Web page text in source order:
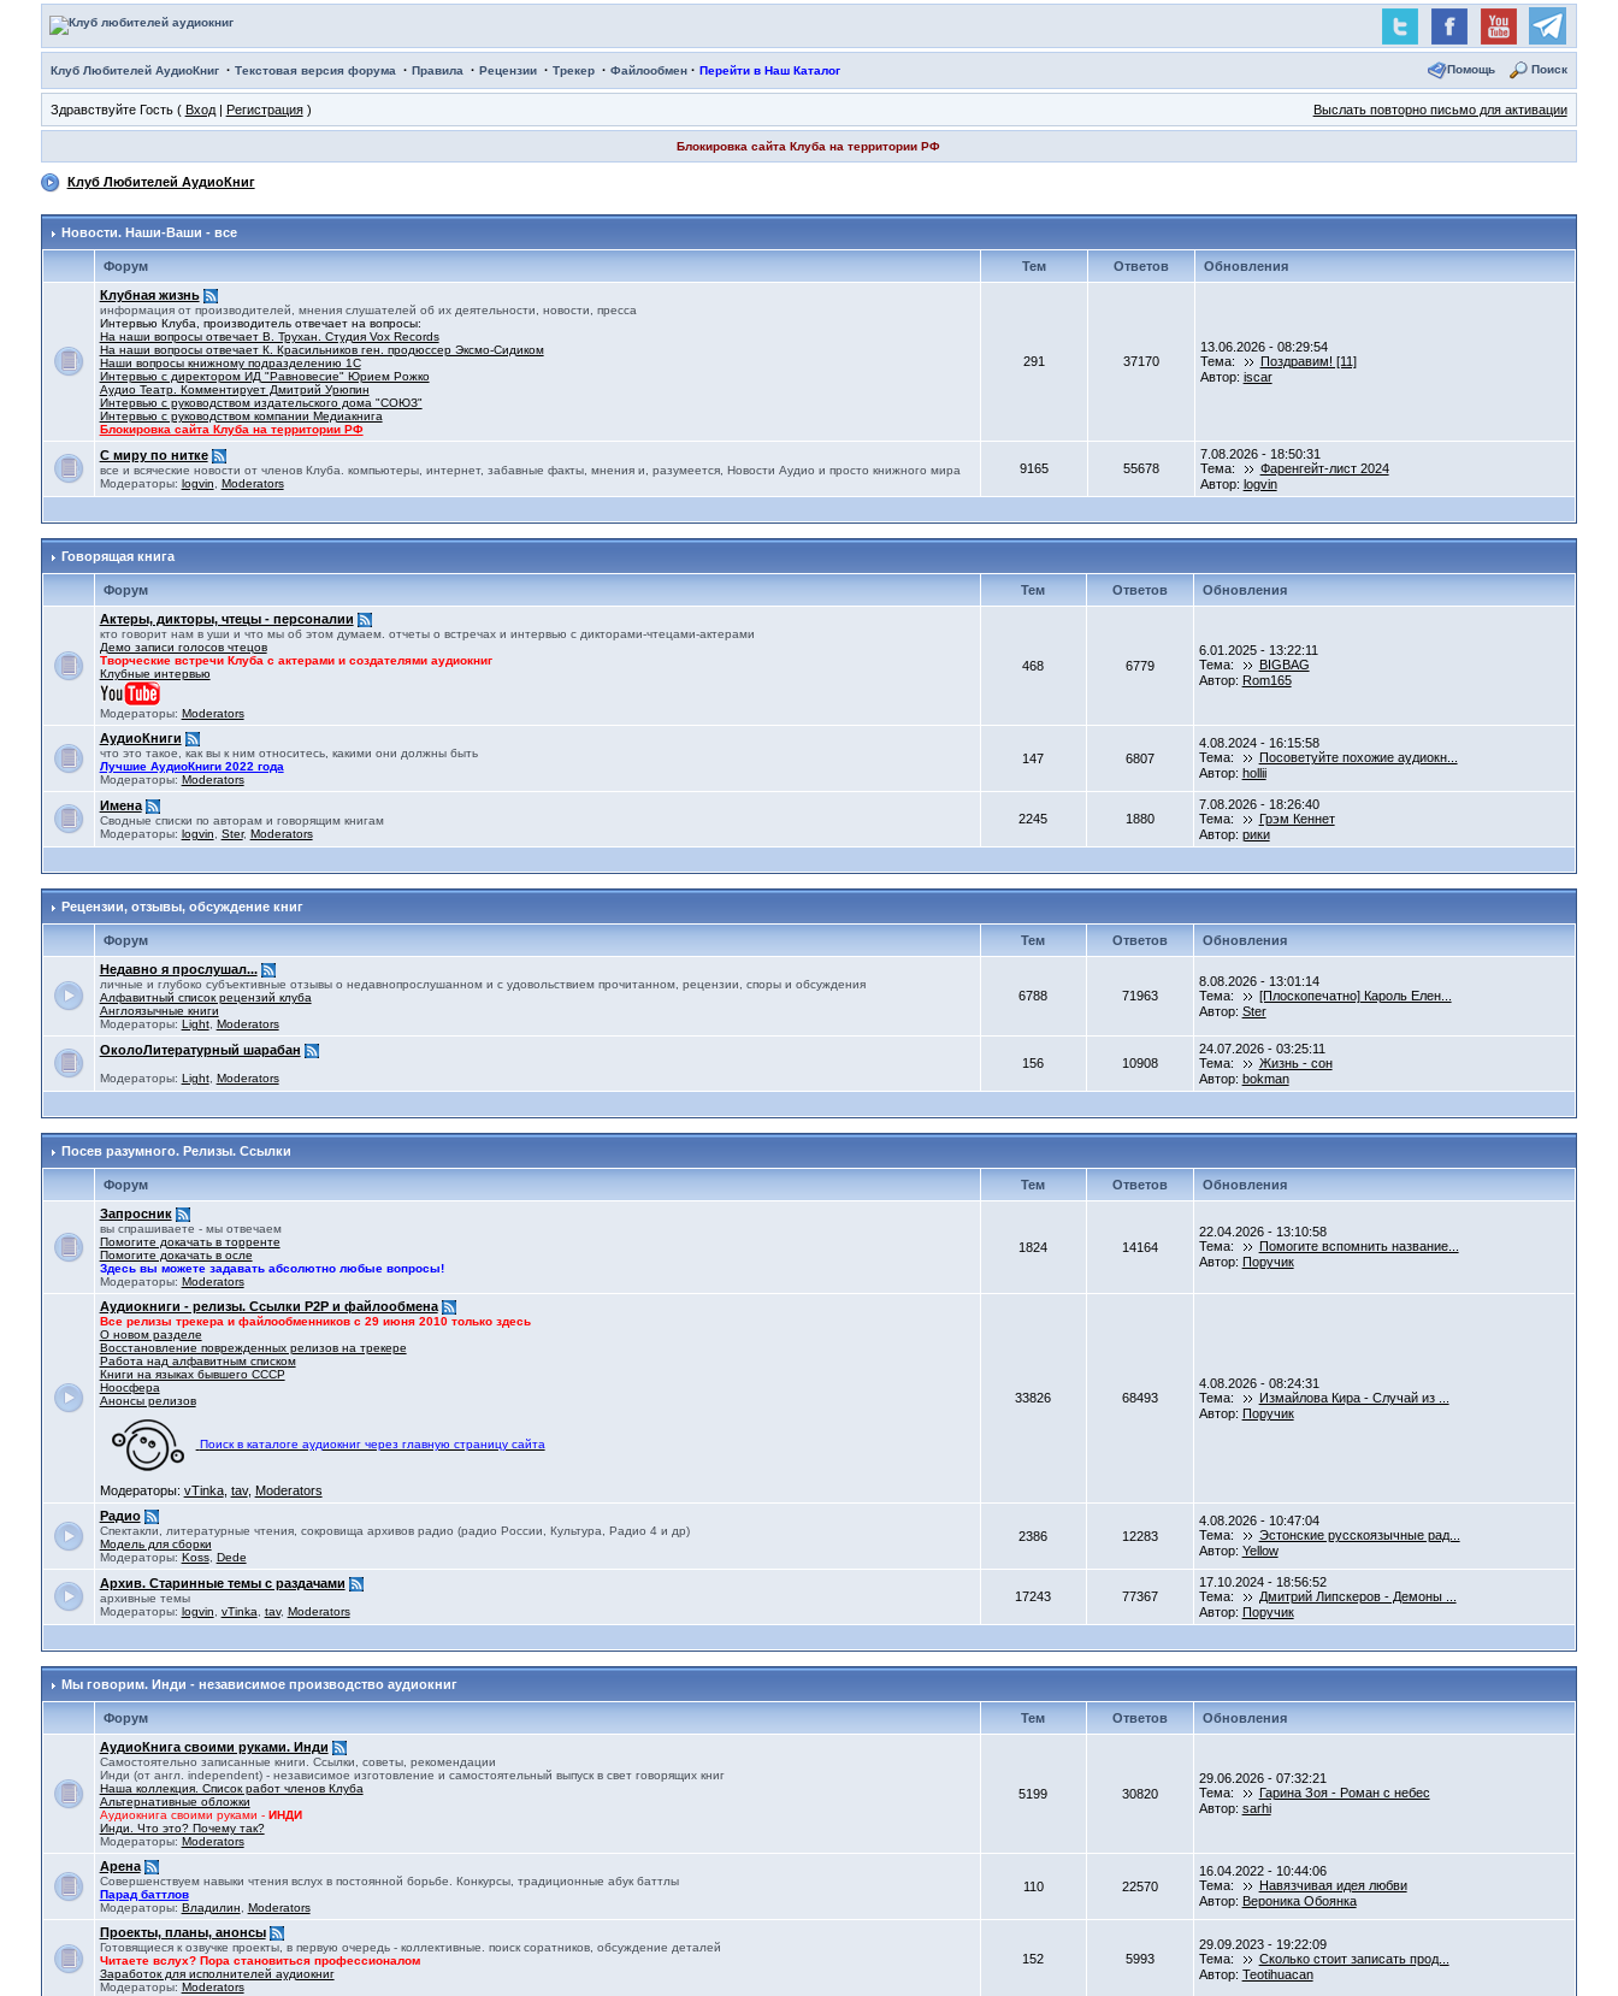
Клуб Любителей АудиоКниг· Текстовая версия форума · Правила · Рецензии· Трекер· Файлообмен· Перейти в Наш Каталог Помощь Поиск
Здравствуйте Гость ( Вход| Регистрация) Выслать повторно письмо для активации
Блокировка сайта Клуба на территории РФ
Клуб Любителей АудиоКниг
Новости. Наши-Ваши - все
Форум Тем Ответов
Обновления
Клубная жизнь
информация от производителей, мнения слушателей об их деятельности, новости, пресса
Интервью Клуба, производитель отвечает на вопросы:
На наши вопросы отвечает В. Трухан. Студия Vox Records
На наши вопросы отвечает К. Красильников ген. продюссер Эксмо-Сидиком
Наши вопросы книжному подразделению 1С
Интервью с директором ИД "Равновесие" Юрием Рожко
Аудио Театр. Комментирует Дмитрий Урюпин
Интервью с руководством издательского дома "СОЮЗ"
Интервью с руководством компании Медиакнига
Блокировка сайта Клуба на территории РФ
291 37170
13.06.2026 - 08:29:54
Тема:
Поздравим! [11]
Автор: iscar
С миру по нитке
все и всяческие новости от членов Клуба. компьютеры, интернет, забавные факты, мнения и, разумеется, Новости Аудио и просто книжного мира
Модераторы: logvin Moderators
9165 55678
7.08.2026 - 18:50:31
Тема:
Фаренгейт-лист 2024
Автор: logvin
Говорящая книга
Форум Тем Ответов
Обновления
Актеры, дикторы, чтецы - персоналии
кто говорит нам в уши и что мы об этом думаем. отчеты о встречах и интервью с дикторами-чтецами-актерами
Демо записи голосов чтецов
Творческие встречи Клуба с актерами и создателями аудиокниг
Клубные интервью
Модераторы: Moderators
468 6779
6.01.2025 - 13:22:11
Тема:
BIGBAG
Автор: Rom165
АудиоКниги
что это такое, как вы к ним относитесь, какими они должны быть
Лучшие АудиоКниги 2022 года
Модераторы: Moderators
147 6807
4.08.2024 - 16:15:58
Тема:
Посоветуйте похожие аудиокн...
Автор: hollii
Имена
Сводные списки по авторам и говорящим книгам
Модераторы: logvin Ster, Moderators
2245 1880
7.08.2026 - 18:26:40
Тема:
Грэм Кеннет
Автор: рики
Рецензии, отзывы, обсуждение книг
Форум Тем Ответов
Обновления
Недавно я прослушал...
личные и глубоко субъективные отзывы о недавнопрослушанном и с удовольствием прочитанном, рецензии, споры и обсуждения
Алфавитный список рецензий клуба
Англоязычные книги
Модераторы: Light, Moderators
6788 71963
8.08.2026 - 13:01:14
Тема:
[Плоскопечатно] Кароль Елен...
Автор: Ster
ОколоЛитературный шарабан
Модераторы: Light, Moderators
156 10908
24.07.2026 - 03:25:11
Тема:
Жизнь - сон
Автор: bokman
Посев разумного. Релизы. Ссылки
Форум Тем Ответов
Обновления
Запросник
вы спрашиваете - мы отвечаем
Помогите докачать в торренте
Помогите докачать в осле
Здесь вы можете задавать абсолютно любые вопросы!
Модераторы: Moderators
1824 14164
22.04.2026 - 13:10:58
Тема:
Помогите вспомнить название...
Автор: Поручик
Аудиокниги - релизы. Ссылки P2P и файлообмена
Все релизы трекера и файлообменников с 29 июня 2010 только здесь
О новом разделе
Восстановление поврежденных релизов на трекере
Работа над алфавитным списком
Книги на языках бывшего СССР
Ноосфера
Анонсы релизов
Поиск в каталоге аудиокниг через главную страницу сайта
Модераторы: vTinka, tav, Moderators
33826 68493
4.08.2026 - 08:24:31
Тема:
Измайлова Кира - Случай из ...
Автор: Поручик
Радио
Спектакли, литературные чтения, сокровища архивов радио (радио России, Культура, Радио 4 и др)
Модель для сборки
Модераторы: Koss, Dede
2386 12283
4.08.2026 - 10:47:04
Тема:
Эстонские русскоязычные рад...
Автор: Yellow
Архив. Старинные темы с раздачами
архивные темы
Модераторы: logvin vTinka tav, Moderators
17243 77367
17.10.2024 - 18:56:52
Тема:
Дмитрий Липскеров - Демоны ...
Автор: Поручик
Мы говорим. Инди - независимое производство аудиокниг
Форум Тем Ответов
Обновления
АудиоКнига своими руками. Инди
Самостоятельно записанные книги. Ссылки, советы, рекомендации
Инди (от англ. independent) - независимое изготовление и самостоятельный выпуск в свет говорящих книг
Наша коллекция. Список работ членов Клуба
Альтернативные обложки
Аудиокнига своими руками - ИНДИ
Инди. Что это? Почему так?
Модераторы: Moderators
5199 30820
29.06.2026 - 07:32:21
Тема:
Гарина Зоя - Роман с небес
Автор: sarhi
Арена
Совершенствуем навыки чтения вслух в постоянной борьбе. Конкурсы, традиционные абук баттлы
Парад баттлов
Модераторы: Владилин Moderators
110 22570
16.04.2022 - 10:44:06
Тема:
Навязчивая идея любви
Автор: Вероника Обоянка
Проекты, планы, анонсы
Готовящиеся к озвучке проекты, в первую очередь - коллективные. поиск соратников, обсуждение деталей
Читаете вслух? Пора становиться профессионалом
Заработок для исполнителей аудиокниг
Модераторы: Moderators
152 5993
29.09.2023 - 19:22:09
Тема:
Сколько стоит записать прод...
Автор: Teotihuacan